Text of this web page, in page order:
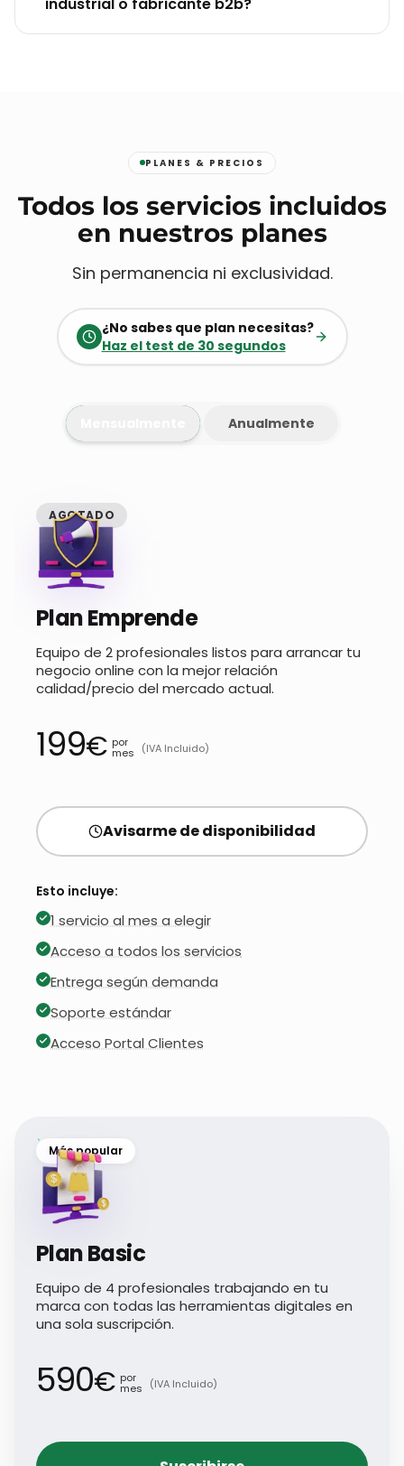
PLANES & PRECIOS
Todos los servicios incluidos
en nuestros planes
Sin permanencia ni exclusividad.
¿No sabes que plan necesitas?
Haz el test de 30 segundos
Anualmente
AGOTADO
Plan Emprende
Equipo de 2 profesionales listos para arrancar tu
negocio online con la mejor relación
calidad/precio del mercado actual.
199€ por
mes (IVA Incluido)
Avisarme de disponibilidad
Esto incluye:
1 servicio al mes a elegir
Acceso a todos los servicios
Entrega según demanda
Soporte estándar
Acceso Portal Clientes
Más popular
Plan Basic
Equipo de 4 profesionales trabajando en tu
marca con todas las herramientas digitales en
una sola suscripción.
590€ por
mes (IVA Incluido)